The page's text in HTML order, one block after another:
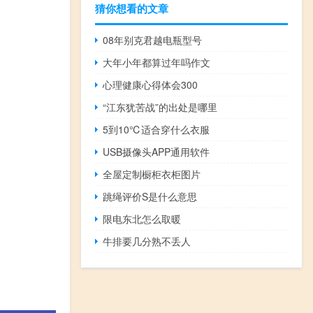
猜你想看的文章
08年别克君越电瓶型号
大年小年都算过年吗作文
心理健康心得体会300
“江东犹苦战”的出处是哪里
5到10℃适合穿什么衣服
USB摄像头APP通用软件
全屋定制橱柜衣柜图片
跳绳评价S是什么意思
限电东北怎么取暖
牛排要几分熟不丢人